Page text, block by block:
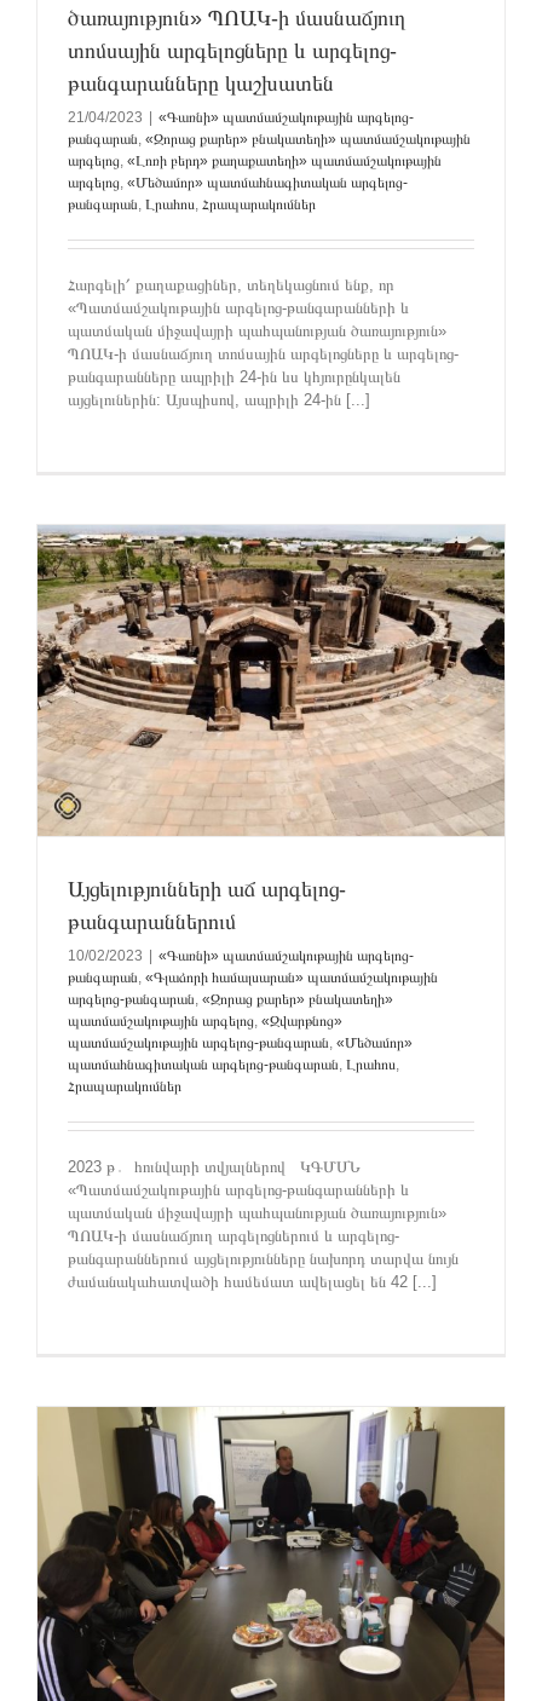
ծառայություն» ՊՈԱԿ-ի մասնաճյուղ
տոմսային արգելոցները և արգելոց-
թանգարանները կաշխատեն
21/04/2023
«Գառնի» պատմամշակութային արգելոց-
թանգարան, «Զորաց քարեր» բնակատեղի» պատմամշակութային
արգելոց, «Լոռի բերդ» քաղաքատեղի» պատմամշակութային
արգելոց, «Մեծամոր» պատմահնագիտական արգելոց-
թանգարան, Լրահոս, Հրապարակումներ
Հարգելի՛ քաղաքացիներ, տեղեկացնում ենք, որ
«Պատմամշակութային արգելոց-թանգարանների և
պատմական միջավայրի պահպանության ծառայություն»
ՊՈԱԿ-ի մասնաճյուղ տոմսային արգելոցները և արգելոց-
թանգարանները ապրիլի 24-ին ևս կհյուրընկալեն
այցելուներին: Այսպիսով, ապրիլի 24-ին [...]
Այցելությունների աճ արգելոց-
թանգարաններում
10/02/2023
«Գառնի» պատմամշակութային արգելոց-
թանգարան, «Գլաձորի համալսարան» պատմամշակութային
արգելոց-թանգարան, «Զորաց քարեր» բնակատեղի»
պատմամշակութային արգելոց, «Զվարթնոց»
պատմամշակութային արգելոց-թանգարան, «Մեծամոր»
պատմահնագիտական արգելոց-թանգարան, Լրահոս,
Հրապարակումներ
2023 թ․ հունվարի տվյալներով ԿԳՄՍՆ
«Պատմամշակութային արգելոց-թանգարանների և
պատմական միջավայրի պահպանության ծառայություն»
ՊՈԱԿ-ի մասնաճյուղ արգելոցներում և արգելոց-
թանգարաններում այցելությունները նախորդ տարվա նույն
ժամանակահատվածի համեմատ ավելացել են 42 [...]